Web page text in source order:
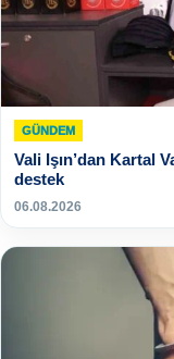
GÜNDEM
Vali Işın’dan Kartal
destek
06.08.2026